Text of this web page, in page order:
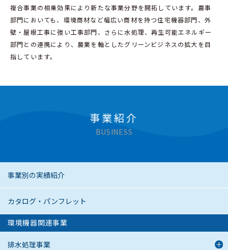
事業紹介
BUSINESS
事業別の実績紹介
カタログ・パンフレット
環境機器関連事業
排水処理事業
複合事業の相乗効果により新たな事業分野を開拓しています。農事
部門においても、環境商材など幅広い商材を持つ住宅機器部門、外
壁・屋根工事に強い工事部門、さらに水処理、再生可能エネルギー
部門との連携により、農業を軸としたグリーンビジネスの拡大を目
指しています。